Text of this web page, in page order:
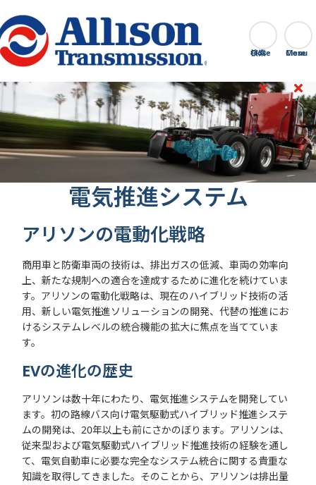
Go Home 検索
Close
電気推進システム
アリソンの電動化戦略
商用車と防衛車両の技術は、排出ガスの低減、車両の効率向
上、新たな規制への適合を達成するために進化を続けていま
す。アリソンの電動化戦略は、現在のハイブリッド技術の活
用、新しい電気推進ソリューションの開発、代替の推進にお
けるシステムレベルの統合機能の拡大に焦点を当てていま
す。
EVの進化の歴史
アリソンは数十年にわたり、電気推進システムを開発してい
ます。初の路線バス向け電気駆動式ハイブリッド推進システ
ムの開発は、20年以上も前にさかのぼります。アリソンは、
従来型および電気駆動式ハイブリッド推進技術の経験を通し
て、電気自動車に必要な完全なシステム統合に関する貴重な
知識を取得してきました。そのことから、アリソンは排出量